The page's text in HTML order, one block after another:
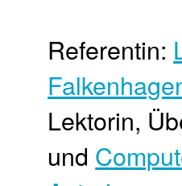
Referentin:
Lektorin,
und